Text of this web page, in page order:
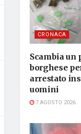
CRONACA
Scambia
borghese
arrestato
uomini
7 AGOSTO 2026